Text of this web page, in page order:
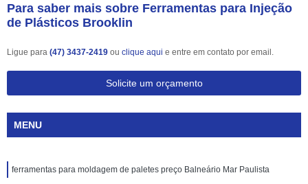
Para saber mais sobre Ferramentas para Injeção
de Plásticos Brooklin
Ligue para (47) 3437-2419 ou clique aqui e entre em contato por email.
Solicite um orçamento
MENU
ferramentas para moldagem de paletes preço Balneário Mar Paulista